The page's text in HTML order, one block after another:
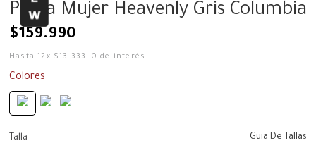
Parka Mujer Heavenly Gris Columbia
$159.990
Hasta12 x $13 . 333 , 0 de interés
Colores
Talla Guia De Tallas